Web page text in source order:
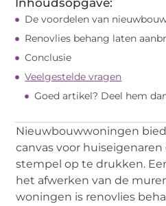
Inhoudsopgave:
De voordelen van
Renovlies behang laten
Conclusie
Veelgestelde vragen
Goed artikel? Deel hem
Nieuwbouwwoningen
canvas voor
stempel op te drukken.
het afwerken van de
woningen is renovlies